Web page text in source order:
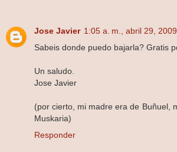
Jose Javier 1:05 a. m., abril 29, 2009
Sabeis donde puedo bajarla? Gratis
Un saludo.
Jose Javier
(por cierto, mi madre era de Buñuel,
Muskaria)
Responder